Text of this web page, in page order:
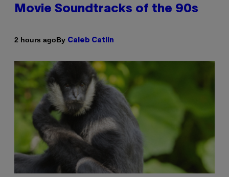
Movie Soundtracks of the 90s
2 hours agoBy Caleb Catlin